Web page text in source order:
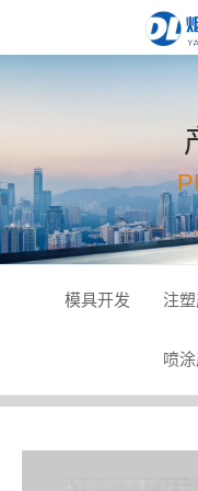
模具开发 注
喷